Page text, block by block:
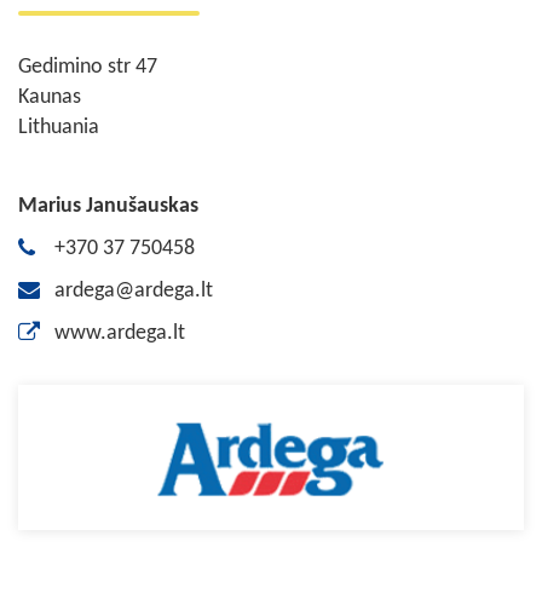
Gedimino str 47
Kaunas
Lithuania
Marius Janušauskas
+370 37 750458
ardega@ardega.lt
www.ardega.lt